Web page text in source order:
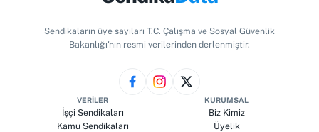
Sendikaların üye sayıları T.C. Çalışma ve Sosyal Güvenlik
Bakanlığı'nın resmi verilerinden derlenmiştir.
VERILER
İşçi Sendikaları
Kamu Sendikaları
KURUMSAL
Biz Kimiz
Üyelik